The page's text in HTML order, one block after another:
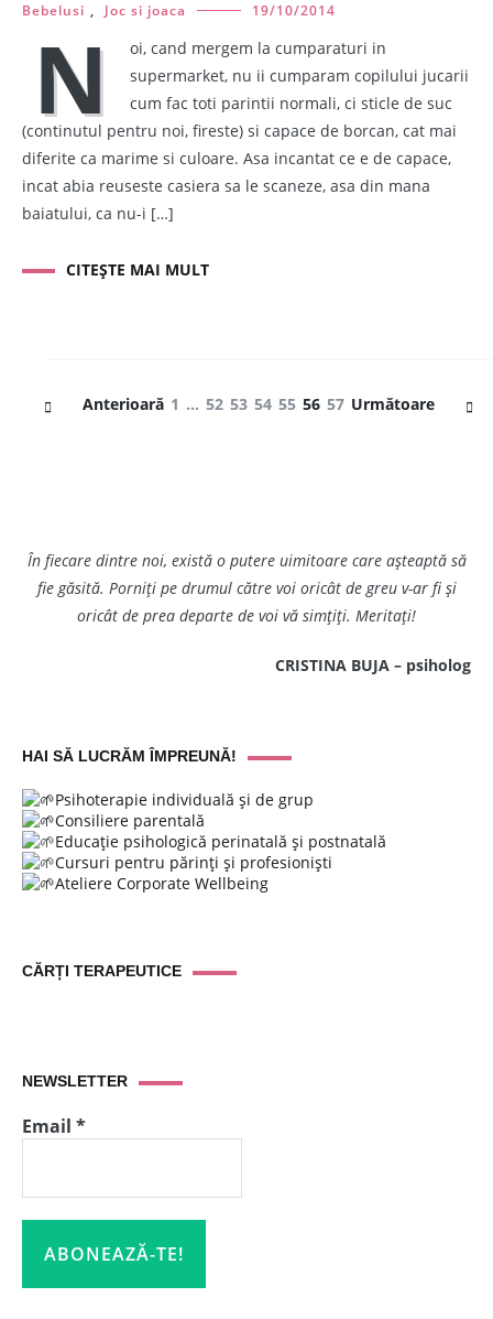
Bebelusi , Joc si joaca 19/10/2014
N
oi, cand mergem la cumparaturi in
supermarket, nu ii cumparam copilului jucarii
cum fac toti parintii normali, ci sticle de suc
(continutul pentru noi, fireste) si capace de borcan, cat mai
diferite ca marime si culoare. Asa incantat ce e de capace,
incat abia reuseste casiera sa le scaneze, asa din mana
baiatului, ca nu-i […]
CITEȘTE MAI MULT
NavigareAnterioară Pagină
1 … Pagină
52 Pagină
53 Pagină
54 Pagină
55 Pagină
56 Pagină
57 Următoare
În fiecare dintre noi, există o putere uimitoare care așteaptă să
fie găsită. Porniți pe drumul către voi oricât de greu v-ar fi și
oricât de prea departe de voi vă simțiți. Meritați!
CRISTINA BUJA – psiholog
HAI SĂ LUCRĂM ÎMPREUNĂ!
Psihoterapie individuală și de grup
Consiliere parentală
Educație psihologică perinatală și postnatală
Cursuri pentru părinți și profesioniști
Ateliere Corporate Wellbeing
CĂRȚI TERAPEUTICE
NEWSLETTER
Email *